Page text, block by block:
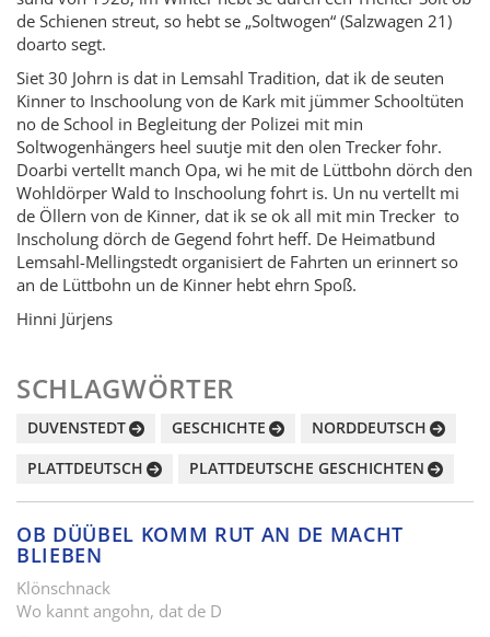
de Schienen streut, so hebt se „Soltwogen“ (Salzwagen 21)
doarto segt.
Siet 30 Johrn is dat in Lemsahl Tradition, dat ik de seuten
Kinner to Inschoolung von de Kark mit jümmer Schooltüten
no de School in Begleitung der Polizei mit min
Soltwogenhängers heel suutje mit den olen Trecker fohr.
Doarbi vertellt manch Opa, wi he mit de Lüttbohn dörch den
Wohldörper Wald to Inschoolung fohrt is. Un nu vertellt mi
de Öllern von de Kinner, dat ik se ok all mit min Trecker to
Inscholung dörch de Gegend fohrt heff. De Heimatbund
Lemsahl-Mellingstedt organisiert de Fahrten un erinnert so
an de Lüttbohn un de Kinner hebt ehrn Spoß.
Hinni Jürjens
SCHLAGWÖRTER
DUVENSTEDT GESCHICHTE
NORDDEUTSCH
PLATTDEUTSCH
PLATTDEUTSCHE GESCHICHTEN
OB DÜÜBEL KOMM RUT AN DE MACHT
BLIEBEN
Klönschnack
Wo kannt angohn, dat de D